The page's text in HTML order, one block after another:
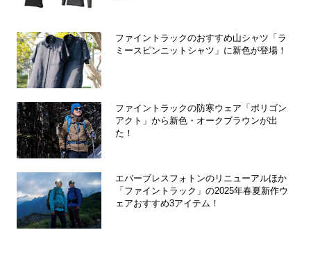
ファイントラックのおすすめ山シャツ「ラ
ミースピンニットシャツ」に新色が登場！
ファイントラックの防寒ウェア「ポリゴン
アクト」から新色・オークブラウンが出
た！
エバーブレスフォトンのリニューアルほか
「ファイントラック」の2025年春夏新作ウ
ェアおすすめ3アイテム！